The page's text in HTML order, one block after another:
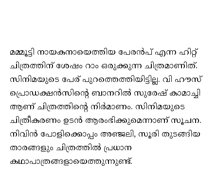
മമ്മൂട്ടി നായകനായെത്തിയ പേരന്‍പ് എന്ന ഹിറ്റ്
ചിത്രത്തിന് ശേഷം റാം ഒരുക്കുന്ന ചിത്രമാണിത്.
സിനിമയുടെ പേര് പുറത്തെത്തിയിട്ടില്ല. വി ഹൗസ്
പ്രൊഡക്ഷന്‍സിന്റെ ബാനറില്‍ സുരേഷ് കാമാച്ചി
ആണ് ചിത്രത്തിന്റെ നിര്‍മാണം. സിനിമയുടെ
ചിത്രീകരണം ഉടന്‍ ആരംഭിക്കുമെന്നാണ് സൂചന.
നിവിന്‍ പോളിക്കൊപ്പം അഞ്ജലി, സൂരി തുടങ്ങിയ
താരങ്ങളും ചിത്രത്തില്‍ പ്രധാന
കഥാപാത്രങ്ങളായെത്തുന്നുണ്ട്.